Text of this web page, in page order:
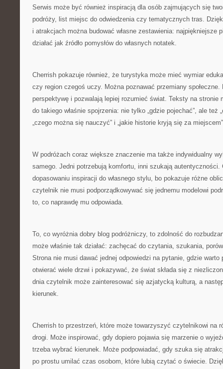
Serwis może być również inspiracją dla osób zajmujących się
podróży, list miejsc do odwiedzenia czy tematycznych tras.
i atrakcjach można budować własne zestawienia: najpiękniejsze
działać jak źródło pomysłów do własnych notatek.
Cherrish pokazuje również, że turystyka może mieć wymiar
czy region czegoś uczy. Można poznawać przemiany społeczne.
perspektywę i pozwalają lepiej rozumieć świat. Teksty na stronie
do takiego właśnie spojrzenia: nie tylko „gdzie pojechać”, ale też
„czego można się nauczyć” i „jakie historie kryją się za
W podróżach coraz większe znaczenie ma także indywidualny
samego. Jedni potrzebują komfortu, inni szukają autentyczności.
dopasowaniu inspiracji do własnego stylu, bo pokazuje różne
czytelnik nie musi podporządkowywać się jednemu modelowi
to, co naprawdę mu odpowiada.
To, co wyróżnia dobry blog podróżniczy, to zdolność do
może właśnie tak działać: zachęcać do czytania, szukania,
Strona nie musi dawać jednej odpowiedzi na pytanie, gdzie warto
otwierać wiele drzwi i pokazywać, że świat składa się z
dnia czytelnik może zainteresować się azjatycką kulturą, a
kierunek.
Cherrish to przestrzeń, które może towarzyszyć czytelnikowi na
drogi. Może inspirować, gdy dopiero pojawia się marzenie o
trzeba wybrać kierunek. Może podpowiadać, gdy szuka się
po prostu umilać czas osobom, które lubią czytać o świecie.